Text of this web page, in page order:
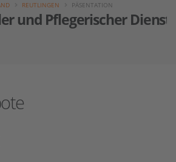
und Pflegerischer Dienst
REUTLINGEN PÄSENTATION